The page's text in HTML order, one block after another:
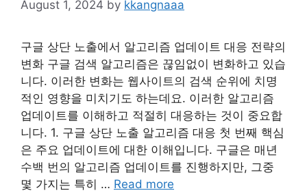
August 1, 2024 by kkangnaaa
구글 상단 노출에서 알고리즘 업데이트 대응 전략의
변화 구글 검색 알고리즘은 끊임없이 변화하고 있습
니다. 이러한 변화는 웹사이트의 검색 순위에 치명
적인 영향을 미치기도 하는데요. 이러한 알고리즘
업데이트를 이해하고 적절히 대응하는 것이 중요합
니다. 1. 구글 상단 노출 알고리즘 대응 첫 번째 핵심
은 주요 업데이트에 대한 이해입니다. 구글은 매년
수백 번의 알고리즘 업데이트를 진행하지만, 그중
몇 가지는 특히 … Read more